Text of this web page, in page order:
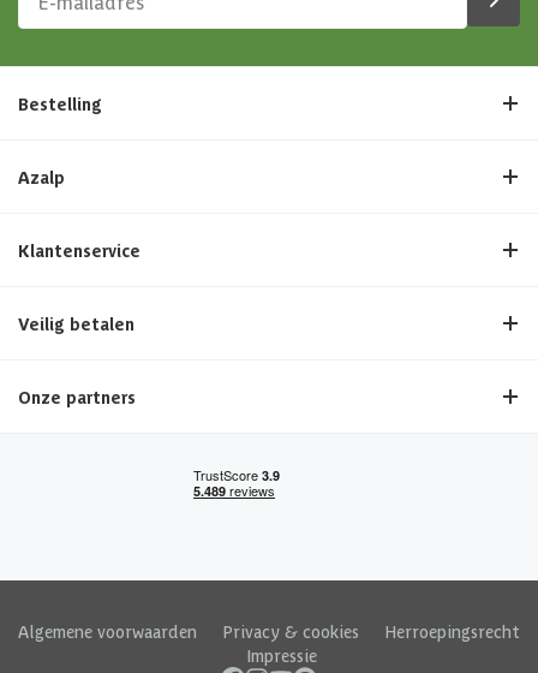
Bestelling
Azalp
Klantenservice
Veilig betalen
Onze partners
Algemene voorwaarden Privacy & cookies
Herroepingsrecht
Impressie